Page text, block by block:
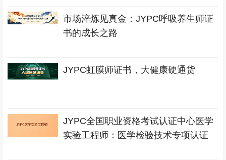
市场淬炼见真金：JYPC呼吸养生师证
书的成长之路
JYPC虹膜师证书，大健康硬通货
JYPC全国职业资格考试认证中心医学
实验工程师：医学检验技术专项认证